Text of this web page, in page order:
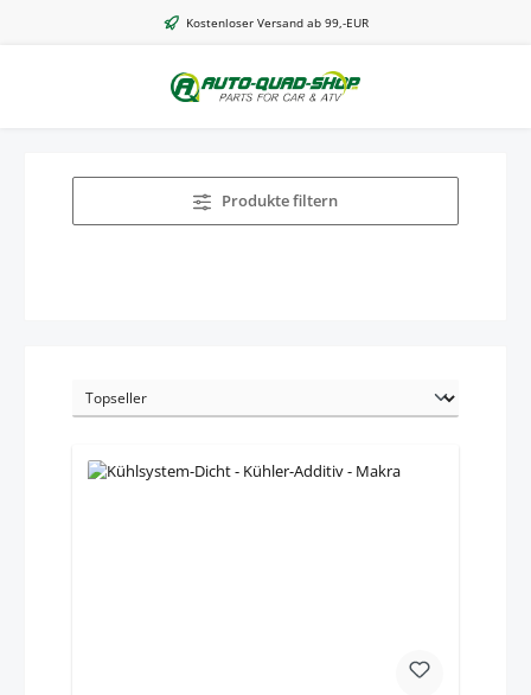
Zum Hauptinhalt springenKostenloser Versand ab 99,-EUR
Produkte filtern